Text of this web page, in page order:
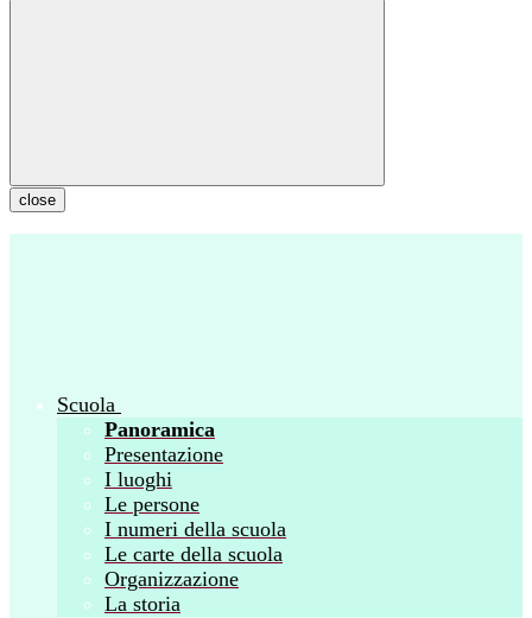
close
Scuola
Panoramica
Presentazione
I luoghi
Le persone
I numeri della scuola
Le carte della scuola
Organizzazione
La storia